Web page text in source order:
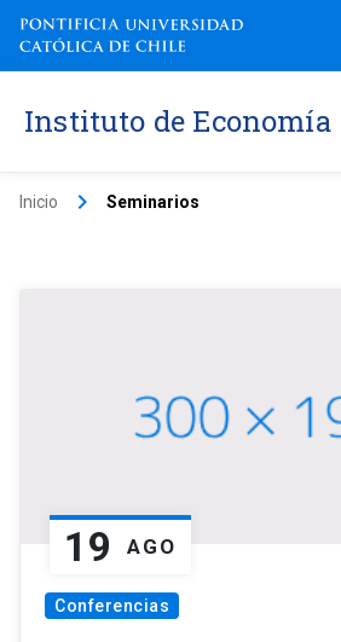
Instituto de Economía
Inicio keyboard_arrow_right Seminarios
19 AGO
Conferencias